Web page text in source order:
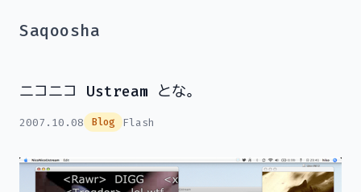
Saqoosha
ニコニコ Ustream とな。
2007.10.08 Blog Flash